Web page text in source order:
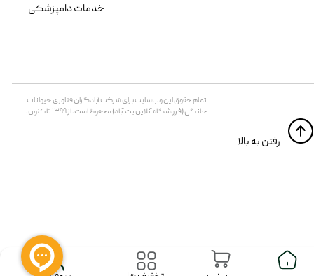
تمام حقوق اين وب‌سايت برای شرکت آبادگران فناوری حیوانات
خانگی (فروشگاه آنلاین پت آباد) محفوظ است. از ۱۳۹۹ تا کنون.
​​رفتن به بالا
خدمات دامپزشکی